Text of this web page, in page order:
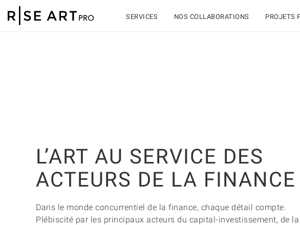
SERVICES NOS COLLABORATIONS PROJETS
L’ART AU SERVICE DES
ACTEURS DE LA FINANCE
Dans le monde concurrentiel de la finance, chaque détail compte.
Plébiscité par les principaux acteurs du capital-investissement, de la